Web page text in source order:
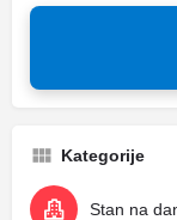
Kategorije
Stan na